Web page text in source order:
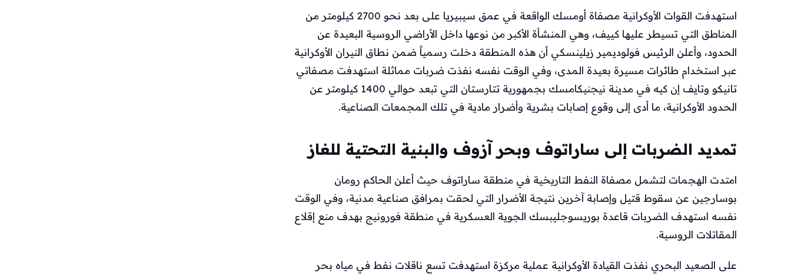
استهدفت القوات الأوكرانية مصفاة أومسك الواقعة في عمق سيبيريا على بعد نحو 2700 كيلومتر من
المناطق التي تسيطر عليها كييف، وهي المنشأة الأكبر من نوعها داخل الأراضي الروسية البعيدة عن
الحدود، وأعلن الرئيس فولوديمير زيلينسكي أن هذه المنطقة دخلت رسمياً ضمن نطاق النيران الأوكرانية
عبر استخدام طائرات مسيرة بعيدة المدى، وفي الوقت نفسه نفذت ضربات مماثلة استهدفت مصفاتي
تانيكو وتايف إن كيه في مدينة نيجنيكامسك بجمهورية تتارستان التي تبعد حوالي 1400 كيلومتر عن
الحدود الأوكرانية، ما أدى إلى وقوع إصابات بشرية وأضرار مادية في تلك المجمعات الصناعية.
تمديد الضربات إلى ساراتوف وبحر آزوف والبنية التحتية للغاز
امتدت الهجمات لتشمل مصفاة النفط التاريخية في منطقة ساراتوف حيث أعلن الحاكم رومان
بوسارجين عن سقوط قتيل وإصابة آخرين نتيجة الأضرار التي لحقت بمرافق صناعية مدنية، وفي الوقت
نفسه استهدف الضربات قاعدة بوريسوجليبسك الجوية العسكرية في منطقة فورونيج بهدف منع إقلاع
المقاتلات الروسية.
على الصعيد البحري نفذت القيادة الأوكرانية عملية مركزة استهدفت تسع ناقلات نفط في مياه بحر